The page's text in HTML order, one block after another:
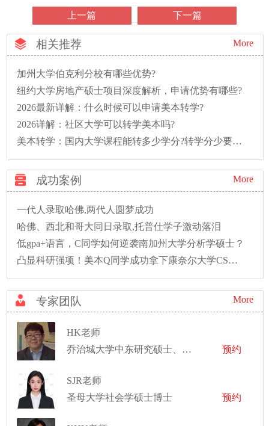
上一篇 下一篇
相关推荐 More
加州大学伯克利分校有哪些优势?
纽约大学房地产硕士项目深度解析，申请优势有哪些?
2026最新详解：什么时候可以申请美本转学?
2026详解：社区大学可以转学美本吗?
美本转学：国内大学课程能转多少学分?转学分少要多读一年怎么办?
成功案例 More
一代人录取哈佛,两代人圆梦成功
哈佛、西北和哥大同日录取,托普仕学子激动落泪
低gpa+语言，C同学如何逆袭南加州大学分析学硕士？
凸显科研强项！美本Q同学成功拿下康奈尔大学CS硕士录取！
专家团队 More
HK老师
乔治城大学中东研究硕士、美利坚大学国际关系哲学学士、获得多项学术荣誉。
预约
SJR老师
圣母大学社会学硕士博士
预约